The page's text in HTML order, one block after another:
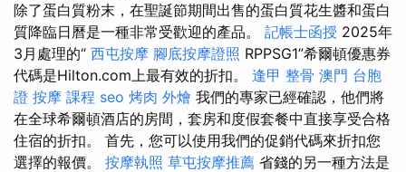
除了蛋白質粉末，在聖誕節期間出售的蛋白質花生醬和蛋白
質降臨日曆是一種非常受歡迎的產品。 記帳士函授 2025年
3月處理的“ 西屯按摩 腳底按摩證照 RPPSG1”希爾頓優惠券
代碼是Hilton.com上最有效的折扣。 逢甲 整骨 澳門 台胞
證 按摩 課程 seo 烤肉 外燴 我們的專家已經確認，他們將
在全球希爾頓酒店的房間，套房和度假套餐中直接享受合格
住宿的折扣。 首先，您可以使用我們的促銷代碼來折扣您
選擇的報價。 按摩執照 草屯按摩推薦 省錢的另一種方法是